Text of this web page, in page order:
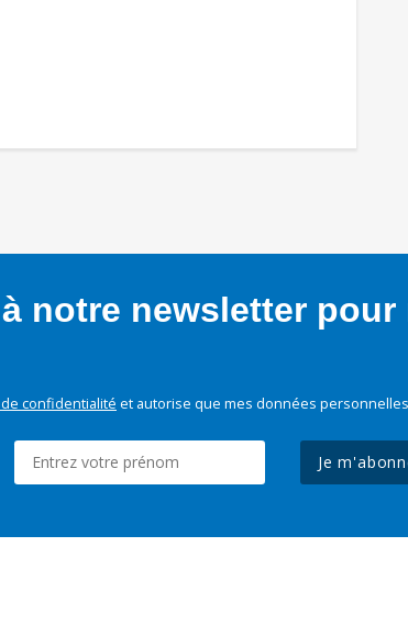
notre newsletter pour
confidentialité et autorise que mes données
Je